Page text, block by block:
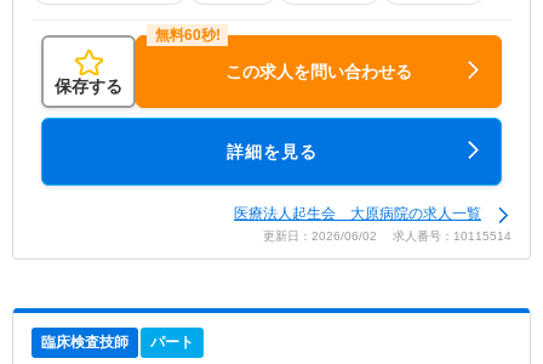
保存する
この求人を問い合わせる
詳細を見る
医療法人起生会 大原病院の求人一覧
更新日：2026/06/02 求人番号：10115514
臨床検査技師 パート